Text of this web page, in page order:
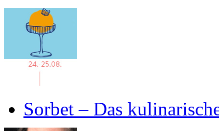
Sorbet – Das